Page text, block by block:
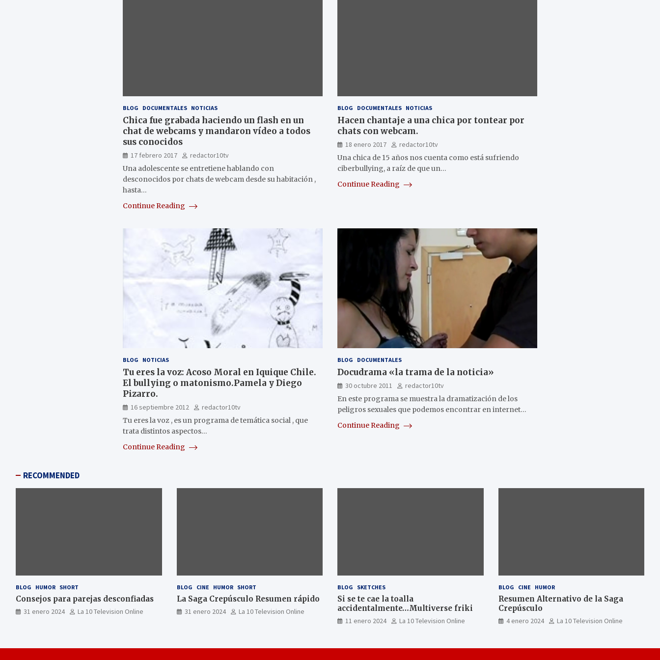
BLOG DOCUMENTALES NOTICIAS
Chica fue grabada haciendo un flash en un
chat de webcams y mandaron vídeo a todos
sus conocidos
17 febrero 2017
redactor10tv
Una adolescente se entretiene hablando con
desconocidos por chats de webcam desde su habitación ,
hasta…
Continue Reading
BLOG DOCUMENTALES NOTICIAS
Hacen chantaje a una chica por tontear por
chats con webcam.
18 enero 2017
redactor10tv
Una chica de 15 años nos cuenta como está sufriendo
ciberbullying, a raíz de que un…
Continue Reading
BLOG NOTICIAS
Tu eres la voz: Acoso Moral en Iquique Chile.
El bullying o matonismo.Pamela y Diego
Pizarro.
16 septiembre 2012
redactor10tv
Tu eres la voz , es un programa de temática social , que
trata distintos aspectos…
Continue Reading
BLOG DOCUMENTALES
Docudrama «la trama de la noticia»
30 octubre 2011
redactor10tv
En este programa se muestra la dramatización de los
peligros sexuales que podemos encontrar en internet…
Continue Reading
RECOMMENDED
BLOG HUMOR SHORT
Consejos para parejas desconfiadas
31 enero 2024 La 10 Television Online
BLOG CINE HUMOR SHORT
La Saga Crepúsculo Resumen rápido
31 enero 2024 La 10 Television Online
BLOG SKETCHES
Si se te cae la toalla
accidentalmente…Multiverse friki
11 enero 2024 La 10 Television Online
BLOG CINE HUMOR
Resumen Alternativo de la Saga
Crepúsculo
4 enero 2024 La 10 Television Online